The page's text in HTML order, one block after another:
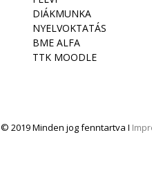
© 2019 Minden jog fenntartva I
DIÁKMUNKA
NYELVOKTATÁS
BME ALFA
TTK MOODLE